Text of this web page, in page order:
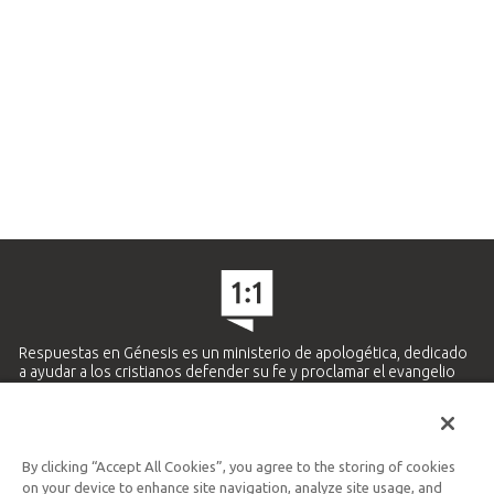
Respuestas en Génesis es un ministerio de apologética, dedicado
a ayudar a los cristianos defender su fe y proclamar el evangelio
Ministerio Hispano y Latinoamericano
By clicking “Accept All Cookies”, you agree to the storing of cookies
on your device to enhance site navigation, analyze site usage, and